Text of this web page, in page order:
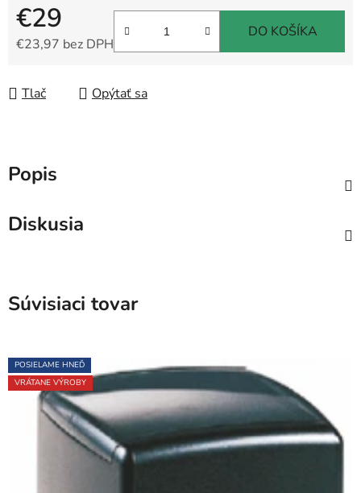
€29
€23,97 bez DPH
DO KOŠÍKA
Tlač Opýtať sa
Popis
Diskusia
Súvisiaci tovar
POSIELAME HNEĎ
VRÁTANE VÝROBY